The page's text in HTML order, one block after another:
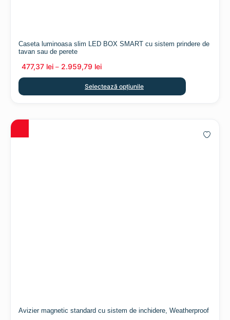
Caseta luminoasa slim LED BOX SMART cu sistem prindere de
tavan sau de perete
477,37 lei – 2.959,79 lei
Selectează opțiunile
Avizier magnetic standard cu sistem de inchidere, Weatherproof